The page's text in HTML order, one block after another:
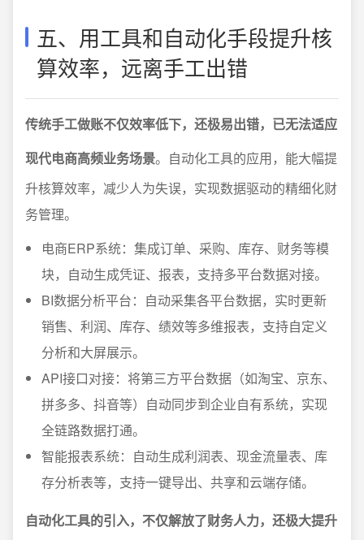
五、用工具和自动化手段提升核
算效率，远离手工出错
传统手工做账不仅效率低下，还极易出错，已无法适应
现代电商高频业务场景。自动化工具的应用，能大幅提
升核算效率，减少人为失误，实现数据驱动的精细化财
务管理。
电商ERP系统：集成订单、采购、库存、财务等模
块，自动生成凭证、报表，支持多平台数据对接。
BI数据分析平台：自动采集各平台数据，实时更新
销售、利润、库存、绩效等多维报表，支持自定义
分析和大屏展示。
API接口对接：将第三方平台数据（如淘宝、京东、
拼多多、抖音等）自动同步到企业自有系统，实现
全链路数据打通。
智能报表系统：自动生成利润表、现金流量表、库
存分析表等，支持一键导出、共享和云端存储。
自动化工具的引入，不仅解放了财务人力，还极大提升